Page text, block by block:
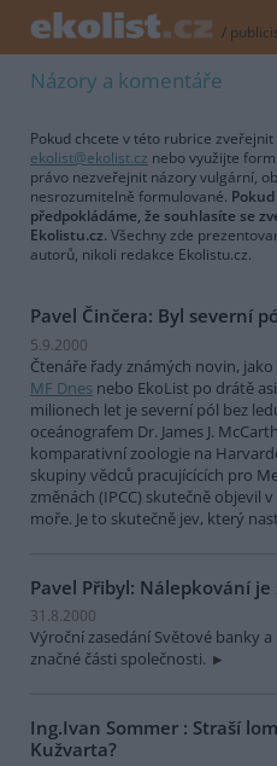
/
Názory a komentáře
Pokud chcete v této rubrice
ekolist@ekolist.cz nebo využijte
právo nezveřejnit názory vulgární,
nesrozumitelně formulované.
předpokládáme, že souhlasíte se
Ekolistu.cz. Všechny zde
autorů, nikoli redakce Ekolistu.cz.
Pavel Činčera: Byl severní
5.9.2000
Čtenáře řady známých novin,
MF Dnes nebo EkoList po drátě
milionech let je severní pól bez
oceánografem Dr. James J.
komparativní zoologie na
skupiny vědců pracujícících pro
změnách (IPCC) skutečně objevil
moře. Je to skutečně jev, který
Pavel Přibyl: Nálepkování
31.8.2000
Výroční zasedání Světové banky
značné části společnosti.
Ing.Ivan Sommer : Straší
Kužvarta?